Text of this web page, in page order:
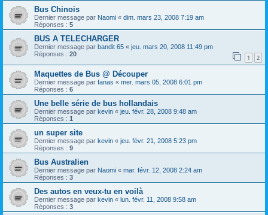
Bus Chinois
Dernier message par Naomi « dim. mars 23, 2008 7:19 am
Réponses : 5
BUS A TELECHARGER
Dernier message par bandit 65 « jeu. mars 20, 2008 11:49 pm
Réponses : 20 1 2
Maquettes de Bus @ Découper
Dernier message par fanas « mer. mars 05, 2008 6:01 pm
Réponses : 6
Une belle série de bus hollandais
Dernier message par kevin « jeu. févr. 28, 2008 9:48 am
Réponses : 1
un super site
Dernier message par kevin « jeu. févr. 21, 2008 5:23 pm
Réponses : 9
Bus Australien
Dernier message par Naomi « mar. févr. 12, 2008 2:24 am
Réponses : 3
Des autos en veux-tu en voilà
Dernier message par kevin « lun. févr. 11, 2008 9:58 am
Réponses : 3